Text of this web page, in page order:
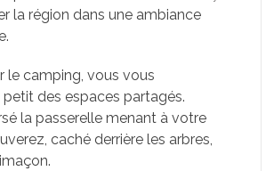
la région dans une ambiance
le camping, vous vous
des espaces partagés.
la passerelle menant à votre
caché derrière les arbres,